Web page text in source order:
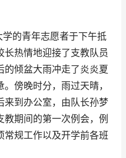
的青年志愿者于下午抵
热情地迎接了支教队员
的倾盆大雨冲走了炎炎夏
傍晚时分，雨过天晴，
来到办公室，由队长孙梦
期间的第一次例会，例
常规工作以及开学前各班